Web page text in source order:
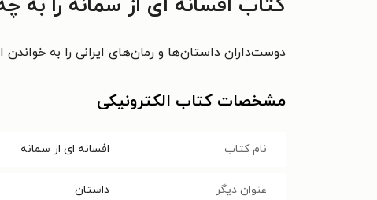
دوست‌داران داستان‌ها و رمان‌های ایرانی را به
مشخصات کتاب الکترونیکی
نام کتاب افسانه ای از سمانه
عنوان دیگر داستان